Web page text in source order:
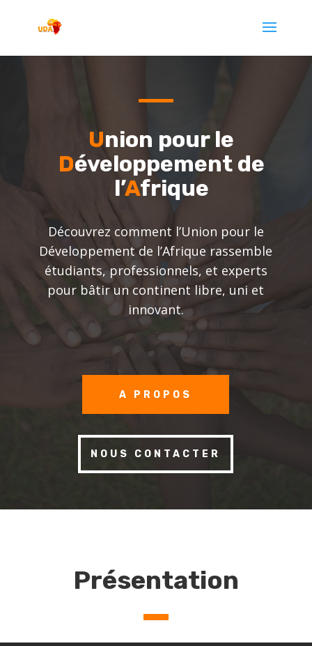
Union pour le
Développement de
l’Afrique
Découvrez comment l’Union pour le
Développement de l’Afrique rassemble
étudiants, professionnels, et experts
pour bâtir un continent libre, uni et
innovant.
A PROPOS
NOUS CONTACTER
Présentation